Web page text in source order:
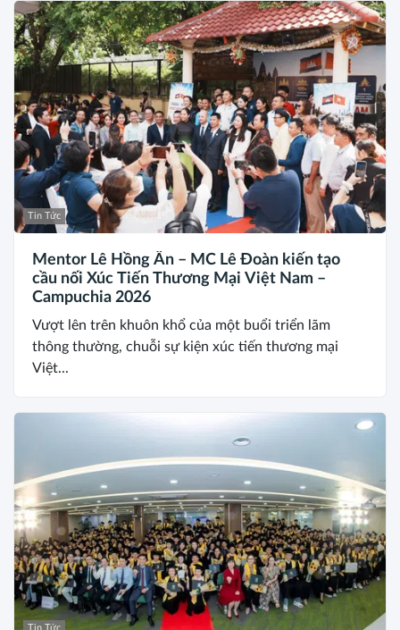
Tin Tức
Mentor Lê Hồng Ân – MC Lê Đoàn kiến tạo
cầu nối Xúc Tiến Thương Mại Việt Nam –
Campuchia 2026
Vượt lên trên khuôn khổ của một buổi triển lãm
thông thường, chuỗi sự kiện xúc tiến thương mại
Việt...
Tin Tức